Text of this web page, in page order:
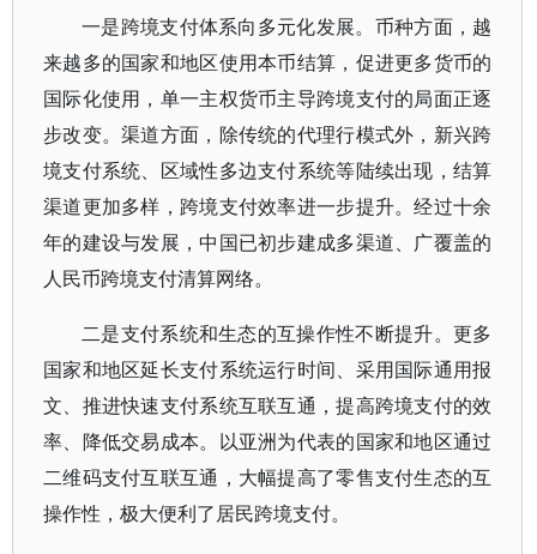
一是跨境支付体系向多元化发展。币种方面，越
来越多的国家和地区使用本币结算，促进更多货币的
国际化使用，单一主权货币主导跨境支付的局面正逐
步改变。渠道方面，除传统的代理行模式外，新兴跨
境支付系统、区域性多边支付系统等陆续出现，结算
渠道更加多样，跨境支付效率进一步提升。经过十余
年的建设与发展，中国已初步建成多渠道、广覆盖的
人民币跨境支付清算网络。
二是支付系统和生态的互操作性不断提升。更多
国家和地区延长支付系统运行时间、采用国际通用报
文、推进快速支付系统互联互通，提高跨境支付的效
率、降低交易成本。以亚洲为代表的国家和地区通过
二维码支付互联互通，大幅提高了零售支付生态的互
操作性，极大便利了居民跨境支付。